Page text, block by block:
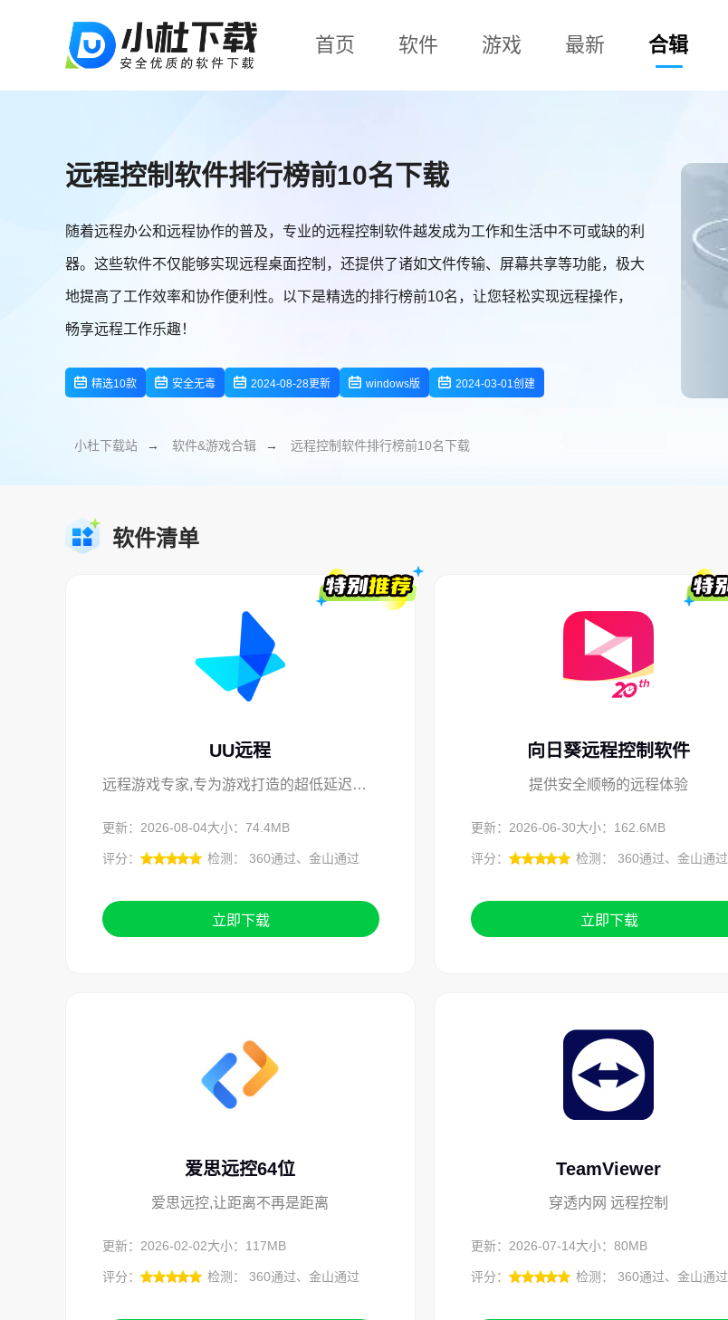
首页 软件 游戏 最新 合辑
远程控制软件排行榜前10名下载
随着远程办公和远程协作的普及，专业的远程控制软件越发成为工作和生活中不可或缺的利
器。这些软件不仅能够实现远程桌面控制，还提供了诸如文件传输、屏幕共享等功能，极大
地提高了工作效率和协作便利性。以下是精选的排行榜前10名，让您轻松实现远程操作，
畅享远程工作乐趣！
精选10款 安全无毒 2024-08-28更新 windows版 2024-03-01创建
小杜下载站 → 软件&游戏合辑 → 远程控制软件排行榜前10名下载
软件清单
UU远程
远程游戏专家,专为游戏打造的超低延迟远程工具
更新：2026-08-04大小：74.4MB
评分： 检测： 360通过、金山通过
立即下载
向日葵远程控制软件
提供安全顺畅的远程体验
更新：2026-06-30大小：162.6MB
评分： 检测： 360通过、金山通过
立即下载
爱思远控64位
爱思远控,让距离不再是距离
更新：2026-02-02大小：117MB
评分： 检测： 360通过、金山通过
TeamViewer
穿透内网 远程控制
更新：2026-07-14大小：80MB
评分： 检测： 360通过、金山通过